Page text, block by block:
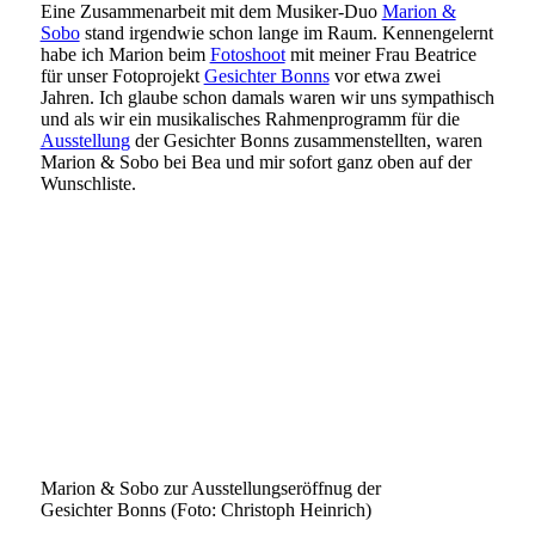
Eine Zusammenarbeit mit dem Musiker-Duo Marion &
Sobostand irgendwie schon lange im Raum. Kennengelernt
habe ich Marion beim Fotoshootmit meiner Frau Beatrice
für unser Fotoprojekt Gesichter Bonnsvor etwa zwei
Jahren. Ich glaube schon damals waren wir uns sympathisch
und als wir ein musikalisches Rahmenprogramm für die
Ausstellungder Gesichter Bonns zusammenstellten, waren
Marion & Sobo bei Bea und mir sofort ganz oben auf der
Wunschliste.
Marion & Sobo zur Ausstellungseröffnug der
Gesichter Bonns (Foto: Christoph Heinrich)